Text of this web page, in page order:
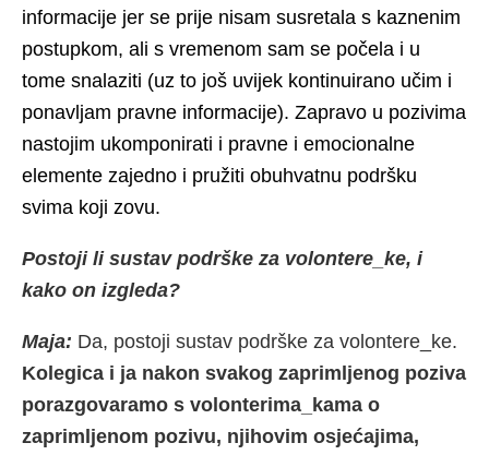
informacije jer se prije nisam susretala s kaznenim
postupkom, ali s vremenom sam se počela i u
tome snalaziti (uz to još uvijek kontinuirano učim i
ponavljam pravne informacije). Zapravo u pozivima
nastojim ukomponirati i pravne i emocionalne
elemente zajedno i pružiti obuhvatnu podršku
svima koji zovu.
Postoji li sustav podrške za volontere_ke, i
kako on izgleda?
Maja: Da, postoji sustav podrške za volontere_ke.
Kolegica i ja nakon svakog zaprimljenog poziva
porazgovaramo s volonterima_kama o
zaprimljenom pozivu, njihovim osjećajima,